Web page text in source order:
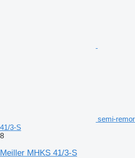
semi-
41/3-S
8
Meiller MHKS 41/3-S